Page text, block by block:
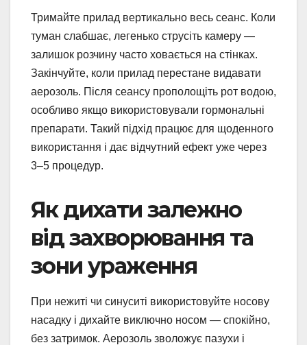
Тримайте прилад вертикально весь сеанс. Коли
туман слабшає, легенько струсіть камеру —
залишок розчину часто ховається на стінках.
Закінчуйте, коли прилад перестане видавати
аерозоль. Після сеансу прополощіть рот водою,
особливо якщо використовували гормональні
препарати. Такий підхід працює для щоденного
використання і дає відчутний ефект уже через
3–5 процедур.
Як дихати залежно
від захворювання та
зони ураження
При нежиті чи синуситі використовуйте носову
насадку і дихайте виключно носом — спокійно,
без затримок. Аерозоль зволожує пазухи і